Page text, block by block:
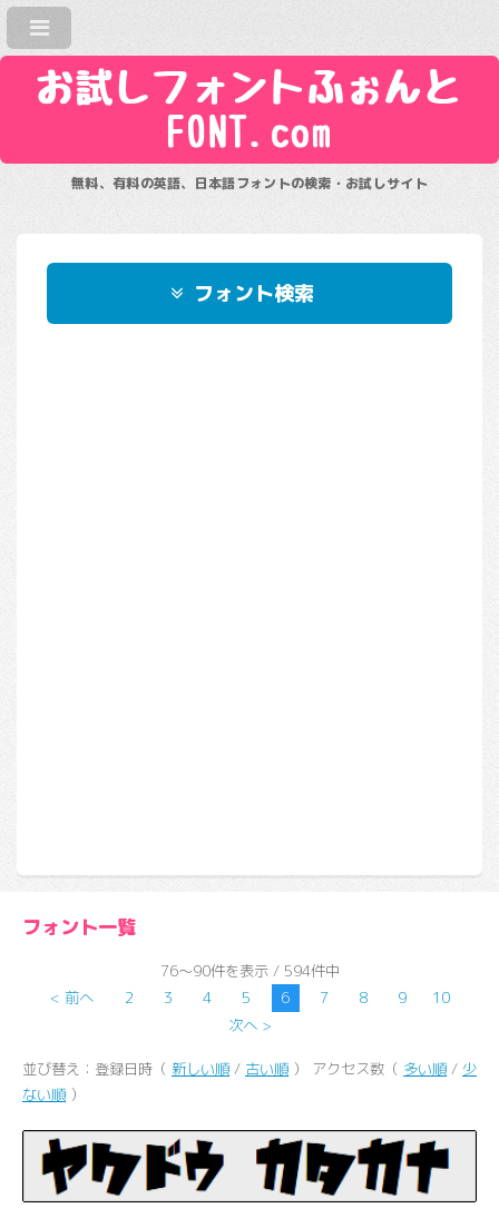
お試しフォントふぉんと
FONT.com
無料、有料の英語、日本語フォントの検索・お試しサイト
フォント検索
フォント一覧
76～90件を表示 / 594件中
< 前へ
2 3 4 5 6 7 8 9
10
次へ >
並び替え：登録日時（ 新しい順 / 古い順 ） アクセス数（ 多い順 / 少
ない順 ）